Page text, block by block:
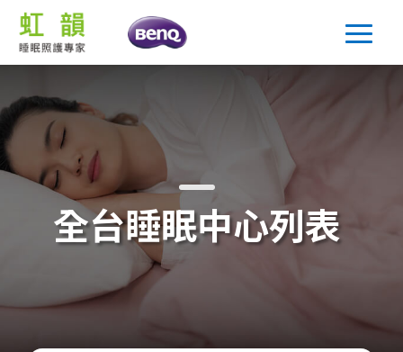
全台睡眠中心列表